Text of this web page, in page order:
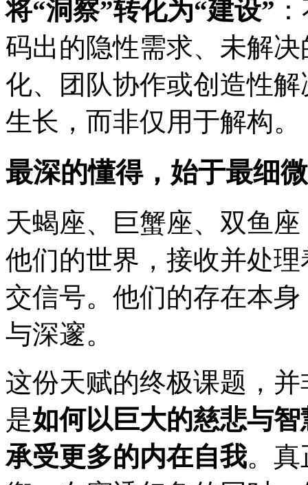
将“洞察”转化为“建设”
码出的隐性需求、未解
化、团队协作或创造性
生长，而非仅用于解构。
最深的懂得，始于最细
天蝎座、巨蟹座、双鱼
他们的世界，接收并处
交信号。他们的存在本
与深邃。
这份天赋的终极课题，
是如何以巨大的慈悲与
承受更多的内在自我。真